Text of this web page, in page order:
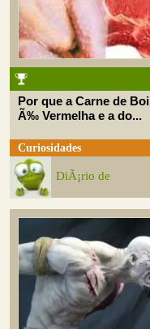
Contato
Por que a Carne de Boi
Ã‰ Vermelha e a do...
Curiosidades
DiÃ¡rio de